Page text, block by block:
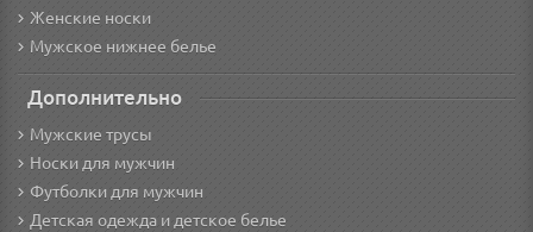
Женские носки
Мужское нижнее белье
Дополнительно
Мужские трусы
Носки для мужчин
Футболки для мужчин
Детская одежда и детское белье